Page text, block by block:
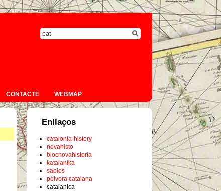
CONTACTE WEBMAP
Enllaços
catalonia-history
novahisto
blocnovahistoria
katalanika
sabies
pólvora catalana
catalanica